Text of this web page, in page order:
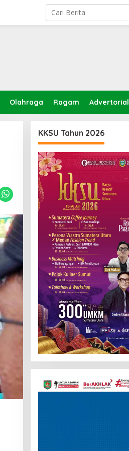
Olahraga Ragam Advertorial
KKSU Tahun 2026
Pemutar
Video